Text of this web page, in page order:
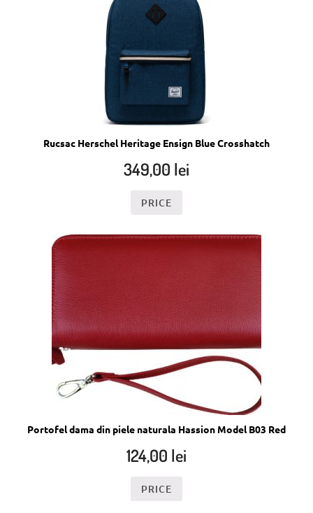
Rucsac Herschel Heritage Ensign Blue Crosshatch
349,00 lei
PRICE
Portofel dama din piele naturala Hassion Model B03 Red
124,00 lei
PRICE